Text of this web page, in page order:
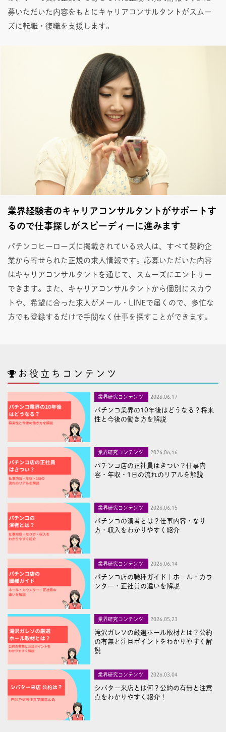
募いただいた内容をもとにキャリアコンサルタントがスムー
ズに転職・復職を支援します。
業界経験者のキャリアコンサルタントがサポートす
るので仕事探しがスピーディーに進みます
パチンコヒーローズに掲載されている求人は、すべて契約企
業から寄せられた正規の求人情報です。応募いただいた内容
はキャリアコンサルタントを通じて、スムーズにエントリー
できます。また、キャリアコンサルタントから個別にスカウ
トや、希望に合った求人がメール・LINEで届くので、多忙な
方でも登録するだけで手間なく仕事を探すことができます。
お役立ちコンテンツ
業界研究コンテンツ 2026,06,17
パチンコ業界の10年後はどうなる？将来
性と今後の働き方を解説
業界研究コンテンツ 2026,06,16
パチンコ店の正社員はきつい？仕事内
容・年収・1日の流れのリアルを解説
業界研究コンテンツ 2026,06,15
パチンコの演者とは？仕事内容・なり
方・収入をわかりやすく紹介
業界研究コンテンツ 2026,06,14
パチンコ店の職種ガイド｜ホール・カウ
ンター・正社員の違いを解説
業界研究コンテンツ 2026,05,23
滝沢ガレソの厳選ホール取材とは？公約
の有無と注目ポイントをわかりやすく解
説
業界研究コンテンツ 2026,03,04
シバター来店とは何？公約の有無と注意
点をわかりやすく紹介！